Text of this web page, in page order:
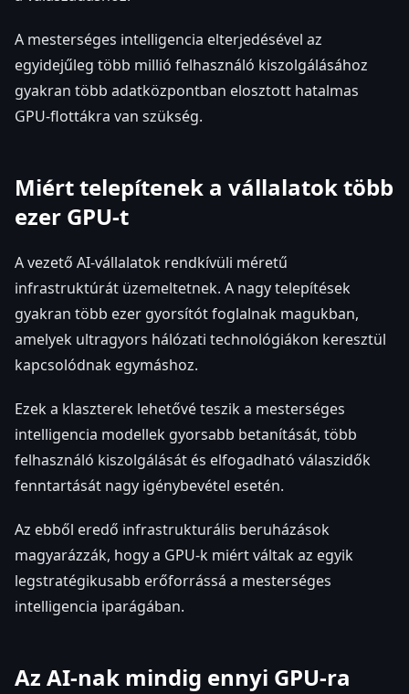
A mesterséges intelligencia elterjedésével az
egyidejűleg több millió felhasználó kiszolgálásához
gyakran több adatközpontban elosztott hatalmas
GPU-flottákra van szükség.
Miért telepítenek a vállalatok több
ezer GPU-t
A vezető AI-vállalatok rendkívüli méretű
infrastruktúrát üzemeltetnek. A nagy telepítések
gyakran több ezer gyorsítót foglalnak magukban,
amelyek ultragyors hálózati technológiákon keresztül
kapcsolódnak egymáshoz.
Ezek a klaszterek lehetővé teszik a mesterséges
intelligencia modellek gyorsabb betanítását, több
felhasználó kiszolgálását és elfogadható válaszidők
fenntartását nagy igénybevétel esetén.
Az ebből eredő infrastrukturális beruházások
magyarázzák, hogy a GPU-k miért váltak az egyik
legstratégikusabb erőforrássá a mesterséges
intelligencia iparágában.
Az AI-nak mindig ennyi GPU-ra